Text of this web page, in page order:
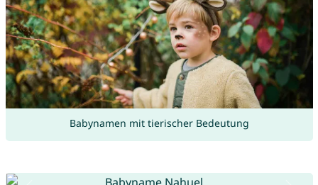
Babynamen mit tierischer Bedeutung